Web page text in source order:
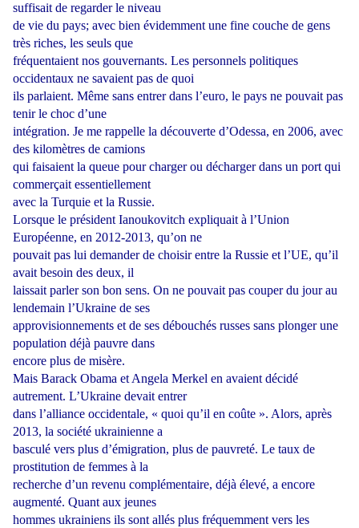
suffisait de regarder le niveau
de vie du pays; avec bien évidemment une fine couche de gens
très riches, les seuls que
fréquentaient nos gouvernants. Les personnels politiques
occidentaux ne savaient pas de quoi
ils parlaient. Même sans entrer dans l’euro, le pays ne pouvait pas
tenir le choc d’une
intégration. Je me rappelle la découverte d’Odessa, en 2006, avec
des kilomètres de camions
qui faisaient la queue pour charger ou décharger dans un port qui
commerçait essentiellement
avec la Turquie et la Russie.
Lorsque le président Ianoukovitch expliquait à l’Union
Européenne, en 2012-2013, qu’on ne
pouvait pas lui demander de choisir entre la Russie et l’UE, qu’il
avait besoin des deux, il
laissait parler son bon sens. On ne pouvait pas couper du jour au
lendemain l’Ukraine de ses
approvisionnements et de ses débouchés russes sans plonger une
population déjà pauvre dans
encore plus de misère.
Mais Barack Obama et Angela Merkel en avaient décidé
autrement. L’Ukraine devait entrer
dans l’alliance occidentale, « quoi qu’il en coûte ». Alors, après
2013, la société ukrainienne a
basculé vers plus d’émigration, plus de pauvreté. Le taux de
prostitution de femmes à la
recherche d’un revenu complémentaire, déjà élevé, a encore
augmenté. Quant aux jeunes
hommes ukrainiens ils sont allés plus fréquemment vers les